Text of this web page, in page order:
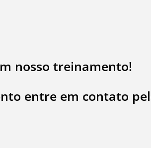
nosso treinamento!
entre em contato